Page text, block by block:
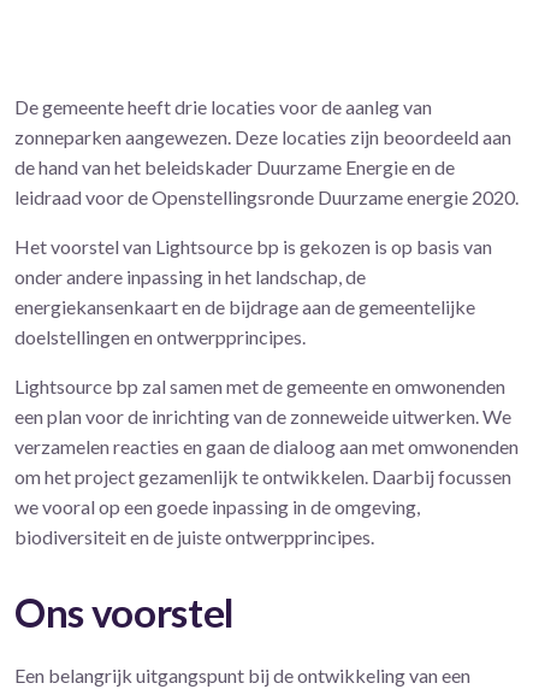
De gemeente heeft drie locaties voor de aanleg van
zonneparken aangewezen. Deze locaties zijn beoordeeld aan
de hand van het beleidskader Duurzame Energie en de
leidraad voor de Openstellingsronde Duurzame energie 2020.
Het voorstel van Lightsource bp is gekozen is op basis van
onder andere inpassing in het landschap, de
energiekansenkaart en de bijdrage aan de gemeentelijke
doelstellingen en ontwerpprincipes.
Lightsource bp zal samen met de gemeente en omwonenden
een plan voor de inrichting van de zonneweide uitwerken. We
verzamelen reacties en gaan de dialoog aan met omwonenden
om het project gezamenlijk te ontwikkelen. Daarbij focussen
we vooral op een goede inpassing in de omgeving,
biodiversiteit en de juiste ontwerpprincipes.
Ons voorstel
Een belangrijk uitgangspunt bij de ontwikkeling van een